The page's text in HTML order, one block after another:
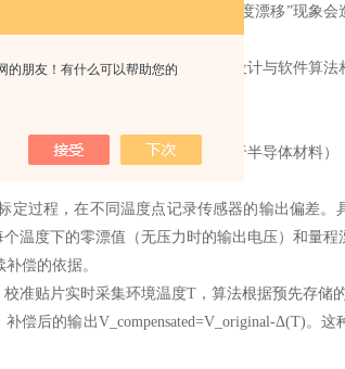
的朋友！有什么可以帮助您的
零点漂移和灵敏度偏移。这种“温度漂移”现象
成为提升传感器精度的关键技术。
温度补偿，主要包括硬件电路设计与软件算法
一个小型的校准贴片（通常基于半导体材料）
过程，在不同温度点记录传感器的输出偏差。
温度下的零漂值（无压力时的输出电压）和量
偿的依据。
贴片实时采集环境温度T，算法根据预先存储
偿后的输出V_compensated=V_original-Δ(T)。